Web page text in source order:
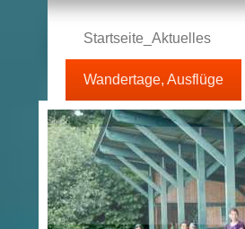
Startseite_Aktuelles
Wandertage, Ausflüge